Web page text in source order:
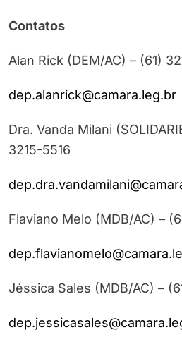
Contatos
Alan Rick (DEM/AC) – (61)
dep.alanrick@camara.leg.br
Dra. Vanda Milani
3215-5516
Flaviano Melo (MDB/AC) –
Jéssica Sales (MDB/AC) –